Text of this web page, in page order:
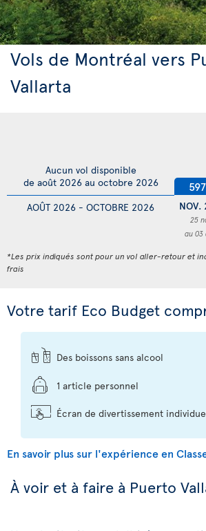
Vols de Montréal vers
Vallarta
AOÛT 2026 - OCTOBRE 2026
Aucun vol disponible
de août 2026 au octobre 2026
NOV.
25
au 03
*Les prix indiqués sont pour un vol aller-retour et
frais
Votre tarif Eco Budget
Des boissons sans alcool
1 article personnel
Écran de divertissement
En savoir plus sur l'expérience en
À voir et à faire à Puerto